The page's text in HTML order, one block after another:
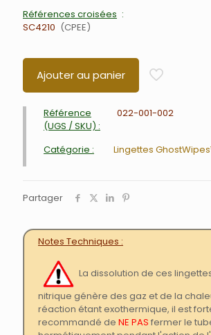
Références croisées
SC4210
CPEE
Ajouter au panier
Référence
(UGS / SKU) :
022-001-002
Catégorie : Lingettes
Partager
Notes Techniques
La dissolution de ces
nitrique génère des gaz et de la
réaction étant exothermique, il est
recommandé de NE PAS fermer le